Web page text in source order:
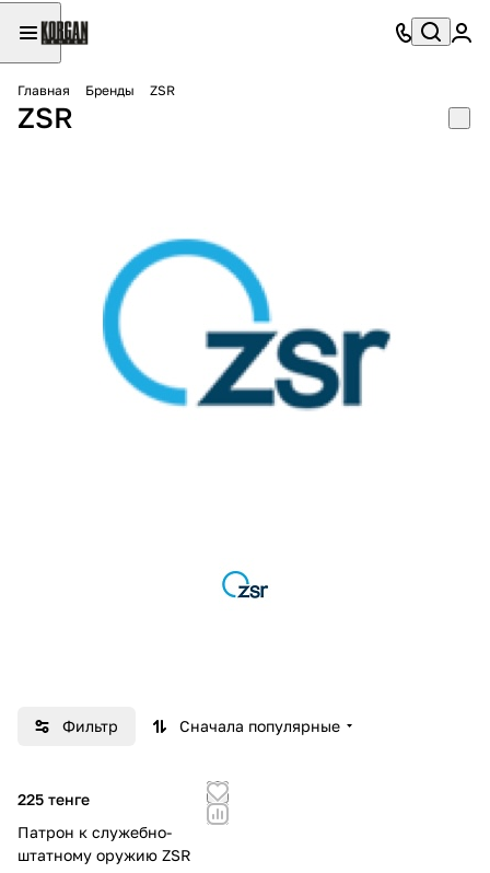
Главная Бренды ZSR
ZSR
Фильтр Сначала популярные
225 тенге
Патрон к служебно-
штатному оружию ZSR